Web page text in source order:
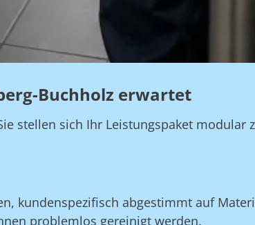
Buchholz erwartet
stellen sich Ihr Leistungspaket
kundenspezifisch abgestimmt auf
problemlos gereinigt werden.